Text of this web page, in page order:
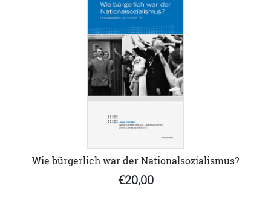
Wie bürgerlich war der Nationalsozialismus?
€20,00